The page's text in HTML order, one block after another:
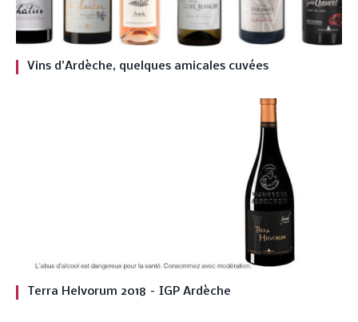
Vins d’Ardèche, quelques amicales cuvées
Terra Helvorum 2018 – IGP Ardèche